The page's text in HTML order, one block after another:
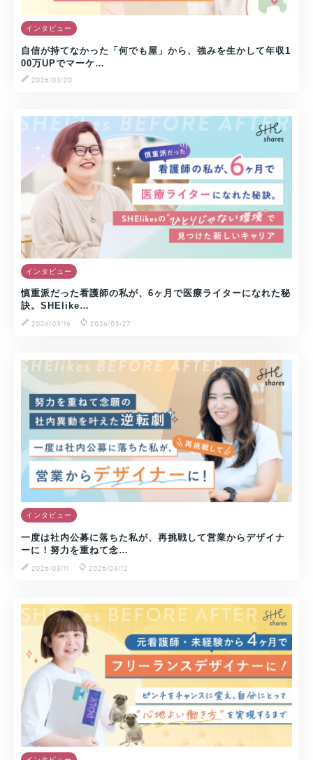
インタビュー
自信が持てなかった「何でも屋」から、強みを生かして年収1
00万UPでマーケ…
2026/03/20
インタビュー
慎重派だった看護師の私が、6ヶ月で医療ライターになれた秘
訣。SHElike…
2026/03/16
2026/03/27
インタビュー
一度は社内公募に落ちた私が、再挑戦して営業からデザイナ
ーに！努力を重ねて念…
2026/03/11
2026/03/12